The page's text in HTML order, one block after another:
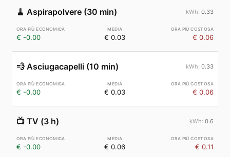
🧹 Aspirapolvere (30 min) 0.33
€ -0.00 € 0.03 € 0.06
💨 Asciugacapelli (10 min) 0.33
€ -0.00 € 0.03 € 0.06
📺 TV (3 h) 0.6
€ -0.00 € 0.06 € 0.11